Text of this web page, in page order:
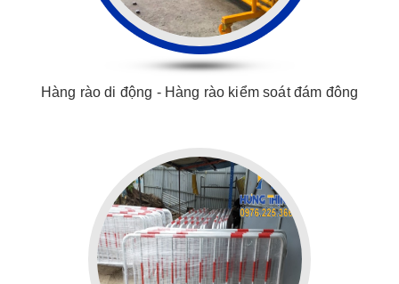
Hàng rào di động - Hàng rào kiểm soát đám đông